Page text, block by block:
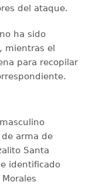
del ataque.
ha sido
mientras el
para recopilar
arma de
Santa
identificado